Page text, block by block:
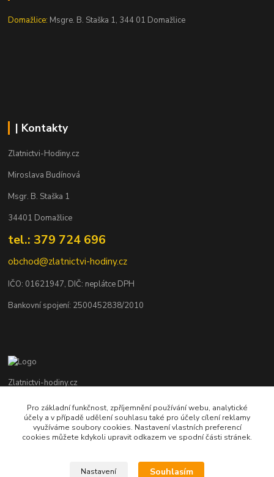
Domažlice: Msgre. B. Staška 1, 344 01 Domažlice
| Kontakty
Zlatnictvi-Hodiny.cz
Miroslava Budínová
Msgr. B. Staška 1
34401 Domažlice
tel.: 379 724 696
obchod@zlatnictvi-hodiny.cz
IČO: 01621947, DIČ: neplátce DPH
Bankovní spojení: 2500452838/2010
Zlatnictvi-hodiny.cz
+420 379 492 545
Po - Pá: 9,00 - 17,00 hod., So: 9,00 - 11,30 hod.
Pro základní funkčnost, zpříjemnění používání webu, analytické
účely a v případě udělení souhlasu také pro účely cílení reklamy
využíváme soubory cookies. Nastavení vlastních preferencí
cookies můžete kdykoli upravit odkazem ve spodní části stránek.
Nastavení Souhlasím